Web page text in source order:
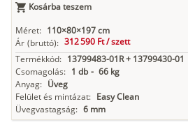
Kosárba teszem
Méret: 110×80×197 cm
Ár (bruttó): 312 590 Ft /szett
Termékkód: 13799483-01R + 13799430-01
Csomagolás: 1 db - 66 kg
Anyag: Üveg
Felület és mintázat: Easy Clean
Üvegvastagság: 6 mm